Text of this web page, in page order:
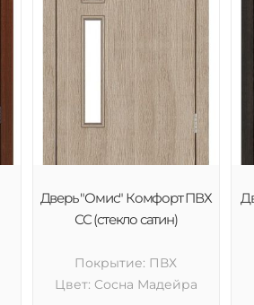
Дверь "Омис" Комфорт ПВХ
СС (стекло сатин)
Покрытие: ПВХ
Цвет: Cосна Мадейра